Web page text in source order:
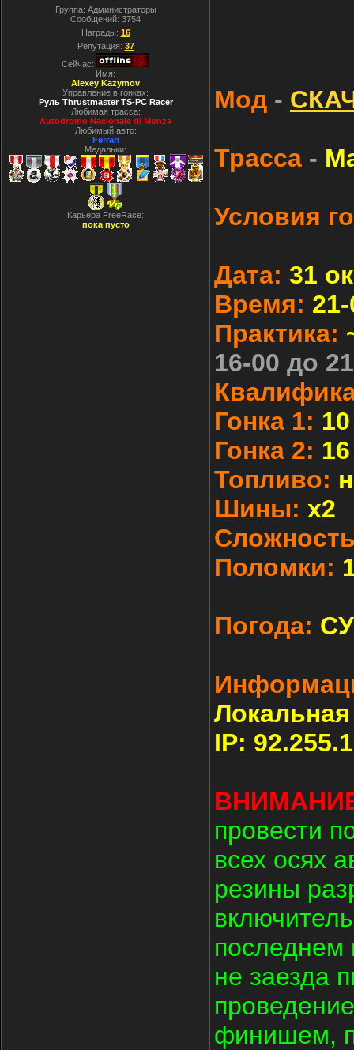
Группа: Администраторы
Сообщений: 3754
Награды: 16
Репутация: 37
Сейчас:
Имя:
Alexey Kazymov
Управление в гонках:
Руль Thrustmaster TS-PC Racer
Любимая трасса:
Autodromo Nacionale di Monza
Любимый авто:
Ferrari
Медальки:
Карьера FreeRace:
пока пусто
Мод -
Трасса -
Условия
Дата: 31
Время:
Практика:
16-00 до
Гонка 1:
Гонка 2:
Топливо:
Шины: х2
Поломки:
Погода:
Локальная
IP:
провести
всех осях
резины
последнем
не заезда
финишем,